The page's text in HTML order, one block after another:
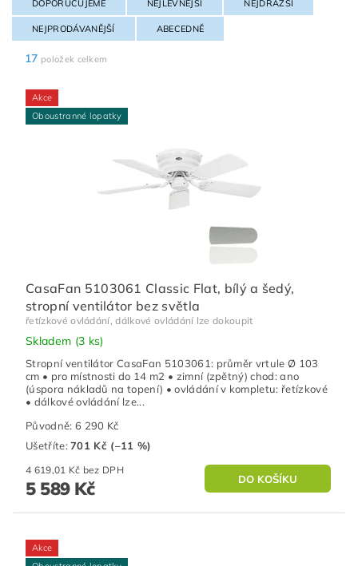
DOPORUČUJEME NEJLEVNĚJŠÍ NEJDRAŽŠÍ
NEJPRODÁVANĚJŠÍ ABECEDNĚ
17 položek celkem
Akce
Oboustranné lopatky
CasaFan 5103061 Classic Flat, bílý a šedý,
stropní ventilátor bez světla
řetízkové ovládání, dálkové ovládání lze dokoupit
Skladem (3 ks)
Stropní ventilátor CasaFan 5103061: průměr vrtule Ø 103
cm • pro místnosti do 14 m2 • zimní (zpětný) chod: ano
(úspora nákladů na topení) • ovládání v kompletu: řetízkové
• dálkové ovládání lze...
Původně: 6 290 Kč
Ušetříte:701 Kč (–11 %)
4 619,01 Kč bez DPH
5 589 Kč
Akce